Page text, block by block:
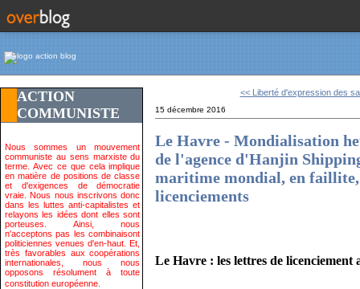
ACTION
COMMUNISTE
Nous sommes un mouvement
communiste au sens marxiste du
terme. Avec ce que cela implique
en matière de positions de classe
et d'exigences de démocratie
vraie. Nous nous inscrivons donc
dans les luttes anti-capitalistes et
relayons les idées dont elles sont
porteuses. Ainsi, nous
n'acceptons pas les combinaisont
politiciennes venues d'en-haut. Et,
très favorables aux coopérations
internationales, nous nous
opposons résolument à toute
constitution européenne.
<< Liberté d'expression des
15 décembre 2016
Le Havre - Mondialisation
de l'agence d'Hanjin
maritime mondial, en
licenciements
Le Havre : les lettres de